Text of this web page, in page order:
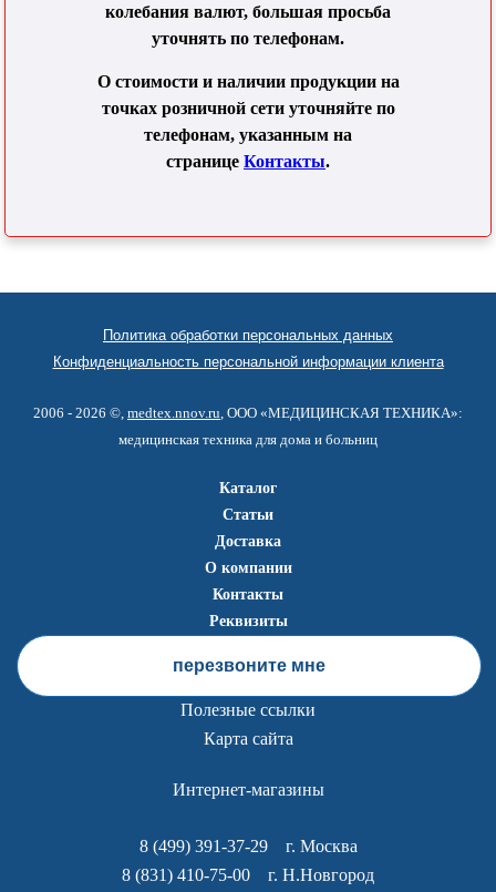
колебания валют, большая просьба
уточнять по телефонам.
О стоимости и наличии продукции на
точках розничной сети уточняйте по
телефонам, указанным на
странице Контакты.
Политика обработки персональных данных
Конфиденциальность персональной информации клиента
2006 - 2026 ©, medtex.nnov.ru , ООО «МЕДИЦИНСКАЯ ТЕХНИКА»:
медицинская техника для дома и больниц
Каталог
Статьи
Доставка
О компании
Контакты
Реквизиты
перезвоните мне
Полезные ссылки
Карта сайта
Интернет-магазины
8 (499) 391-37-29г. Москва
8 (831) 410-75-00 г. Н.Новгород